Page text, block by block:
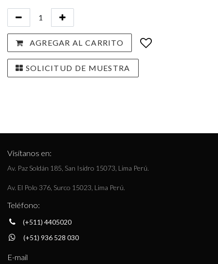
AGREGAR AL CARRITO
SOLICITUD DE MUESTRA
Visítanos en:
Av. Paz Soldán 185, San Isidro 15073, Lima Perú.
Av. El Polo 376, Surco 15023, Lima Perú.
Teléfono:
(+511) 4405020
(+51) 936 528 030
E-mail